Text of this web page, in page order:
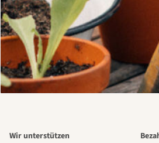
Wir unterstützen